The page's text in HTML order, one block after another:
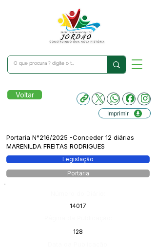
Voltar
Imprimir
Portaria N°216/2025 -Conceder 12 diárias
MARENILDA FREITAS RODRIGUES
Legislação
Portaria
14017
128